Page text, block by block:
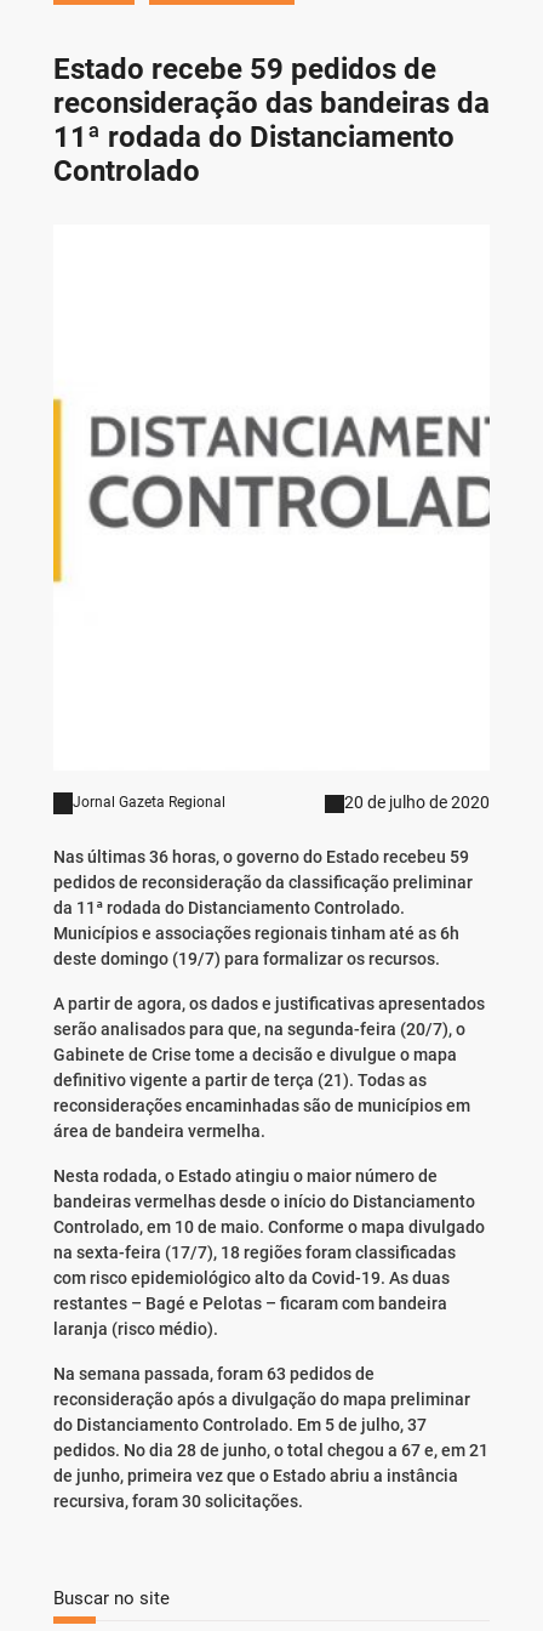
Estado recebe 59 pedidos de
reconsideração das bandeiras da
11ª rodada do Distanciamento
Controlado
Jornal Gazeta Regional 20 de julho de 2020
Nas últimas 36 horas, o governo do Estado recebeu 59
pedidos de reconsideração da classificação preliminar
da 11ª rodada do Distanciamento Controlado.
Municípios e associações regionais tinham até as 6h
deste domingo (19/7) para formalizar os recursos.
A partir de agora, os dados e justificativas apresentados
serão analisados para que, na segunda-feira (20/7), o
Gabinete de Crise tome a decisão e divulgue o mapa
definitivo vigente a partir de terça (21). Todas as
reconsiderações encaminhadas são de municípios em
área de bandeira vermelha.
Nesta rodada, o Estado atingiu o maior número de
bandeiras vermelhas desde o início do Distanciamento
Controlado, em 10 de maio. Conforme o mapa divulgado
na sexta-feira (17/7), 18 regiões foram classificadas
com risco epidemiológico alto da Covid-19. As duas
restantes – Bagé e Pelotas – ficaram com bandeira
laranja (risco médio).
Na semana passada, foram 63 pedidos de
reconsideração após a divulgação do mapa preliminar
do Distanciamento Controlado. Em 5 de julho, 37
pedidos. No dia 28 de junho, o total chegou a 67 e, em 21
de junho, primeira vez que o Estado abriu a instância
recursiva, foram 30 solicitações.
Buscar no site